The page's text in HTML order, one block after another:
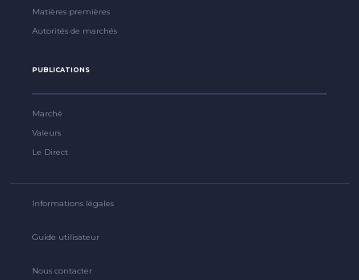
Matières premières
Autorités de marchés
PUBLICATIONS
Marché
Valeurs
Le Direct
Informations légales
Guide utilisateur
Nous contacter